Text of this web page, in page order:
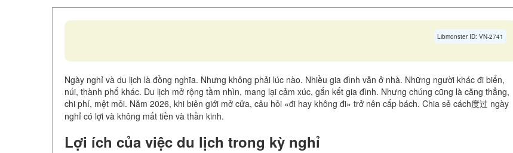
Libmonster ID: VN-2741
Ngày nghỉ và du lịch là đồng nghĩa. Nhưng không phải lúc nào. Nhiều gia đình vẫn ở nhà. Những người khác đi biển,
núi, thành phố khác. Du lịch mở rộng tầm nhìn, mang lại cảm xúc, gắn kết gia đình. Nhưng chúng cũng là căng thẳng,
chi phí, mệt mỏi. Năm 2026, khi biên giới mở cửa, câu hỏi «đi hay không đi» trở nên cấp bách. Chia sẻ cách度过 ngày
nghỉ có lợi và không mất tiền và thần kinh.
Lợi ích của việc du lịch trong kỳ nghỉ